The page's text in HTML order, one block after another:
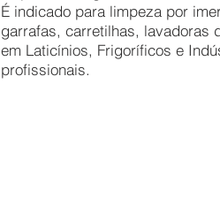
É indicado para limpeza por
garrafas, carretilhas, lavadoras
em Laticínios, Frigoríficos e
profissionais.